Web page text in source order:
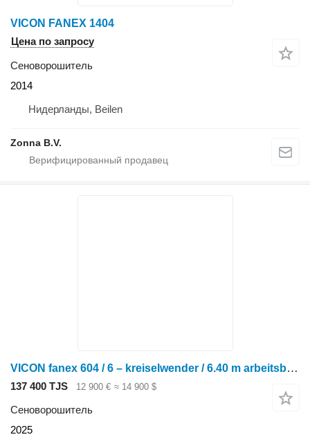
VICON FANEX 1404
Цена по запросу
Сеноворошитель
2014
Нидерланды, Beilen
Zonna B.V.
VICON fanex 604 / 6 – kreiselwender / 6.40 m arbeitsbreite
137 400 TJS 12 900 € ≈ 14 900 $
Сеноворошитель
2025